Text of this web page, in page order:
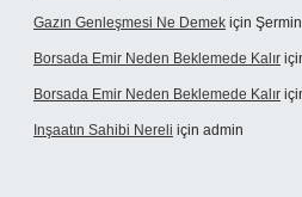
Gazın Genleşmesi Ne Demek için Şermin
Borsada Emir Neden Beklemede Kalır
Borsada Emir Neden Beklemede Kalır
Inşaatın Sahibi Nereli için admin